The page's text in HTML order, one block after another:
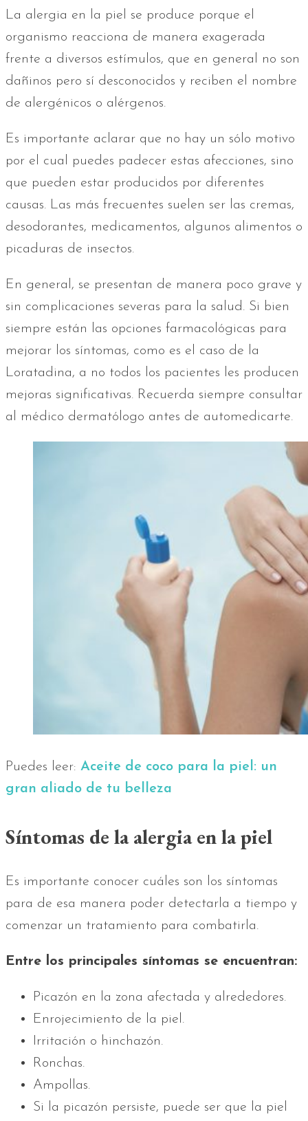
La alergia en la piel se produce porque el
organismo reacciona de manera exagerada
frente a diversos estímulos, que en general no son
dañinos pero sí desconocidos y reciben el nombre
de alergénicos o alérgenos.
Es importante aclarar que no hay un sólo motivo
por el cual puedes padecer estas afecciones, sino
que pueden estar producidos por diferentes
causas. Las más frecuentes suelen ser las cremas,
desodorantes, medicamentos, algunos alimentos o
picaduras de insectos.
En general, se presentan de manera poco grave y
sin complicaciones severas para la salud. Si bien
siempre están las opciones farmacológicas para
mejorar los síntomas, como es el caso de la
Loratadina, a no todos los pacientes les producen
mejoras significativas. Recuerda siempre consultar
al médico dermatólogo antes de automedicarte.
Puedes leer: Aceite de coco para la piel: un
gran aliado de tu belleza
Síntomas de la alergia en la piel
Es importante conocer cuáles son los síntomas
para de esa manera poder detectarla a tiempo y
comenzar un tratamiento para combatirla.
Entre los principales síntomas se encuentran:
Picazón en la zona afectada y alrededores.
Enrojecimiento de la piel.
Irritación o hinchazón.
Ronchas.
Ampollas.
Si la picazón persiste, puede ser que la piel